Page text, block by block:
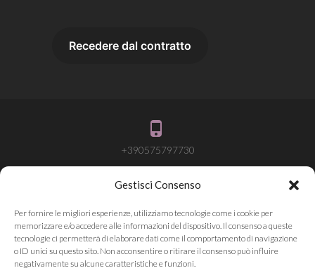
Gestisci Consenso
Per fornire le migliori esperienze, utilizziamo tecnologie come i cookie per
memorizzare e/o accedere alle informazioni del dispositivo. Il consenso a queste
tecnologie ci permetterà di elaborare dati come il comportamento di navigazione
o ID unici su questo sito. Non acconsentire o ritirare il consenso può influire
negativamente su alcune caratteristiche e funzioni.
+390575797730
Pieve Santo Stefano AR